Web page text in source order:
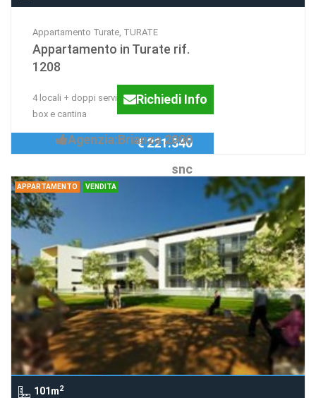
Appartamento Turate, TURATE
Appartamento in Turate rif.
1208
4 locali + doppi servizi + giardino +
box e cantina
Richiedi Info
Agenzia:Brianza 2000
snc
€ 221.340
APPARTAMENTO VENDITA
101m2